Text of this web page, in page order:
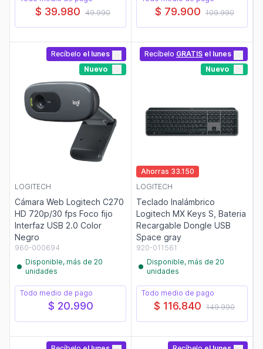
$ 39.980 49.990 $ 79.900 109.990
Recíbelo el lunes
Nuevo
LOGITECH
Cámara Web Logitech C270
HD 720p/30 fps Foco fijo
Interfaz USB 2.0 Color
Negro
960-000694
Disponible, más de 20
unidades
Todo medio de pago
$ 20.990
Recíbelo GRATIS el lunes
Nuevo
Ahorras 33.150
LOGITECH
Teclado Inalámbrico
Logitech MX Keys S, Bateria
Recargable Dongle USB
Space gray
920-011561
Disponible, más de 20
unidades
Todo medio de pago
$ 116.840 149.990